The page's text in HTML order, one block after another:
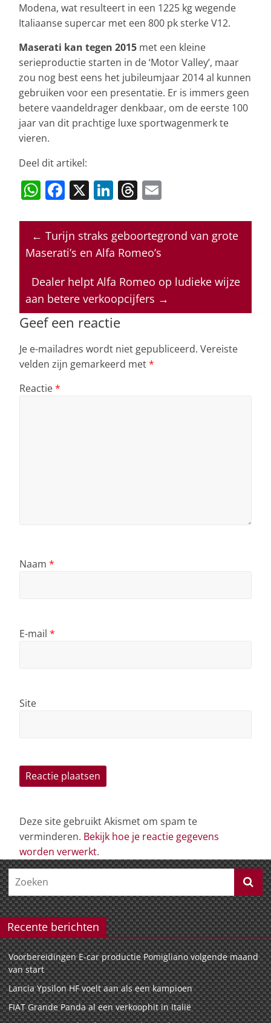
Modena, wat resulteert in een 1225 kg wegende
Italiaanse supercar met een 800 pk sterke V12.
Maserati kan tegen 2015 met een kleine
serieproductie starten in de ‘Motor Valley’, maar
zou nog best eens het jubileumjaar 2014 al kunnen
gebruiken voor een presentatie. Er is immers geen
betere vaandeldrager denkbaar, om de eerste 100
jaar van dit prachtige luxe sportwagenmerk te
vieren.
Deel dit artikel:
W
at
s
p
p
F
c
e
o
o
k
X Li
k
e
n
T
re
a
s
ai
l
← Turijn straks geboortegrond van grote
Maserati’s en Alfa Romeo’s
Dealer helpt Alfa Romeo op ludieke wijze
aan betere verkoopcijfers →
Geef een reactie
Je e-mailadres wordt niet gepubliceerd. Vereiste
velden zijn gemarkeerd met*
Reactie*
Naam *
E-mail *
Site
Deze site gebruikt Akismet om spam te
verminderen. Bekijk hoe je reactie gegevens
worden verwerkt.
Recente berichten
Voorbereidingen E-car productie Pomigliano volgende maand
van start
Lancia Ypsilon HF voelt aan als een kampioen
FIAT Grande Panda al een verkoophit in Italië